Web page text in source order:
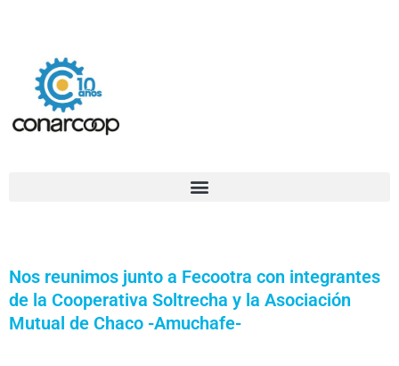
Nos reunimos junto a Fecootra con integrantes
de la Cooperativa Soltrecha y la Asociación
Mutual de Chaco -Amuchafe-